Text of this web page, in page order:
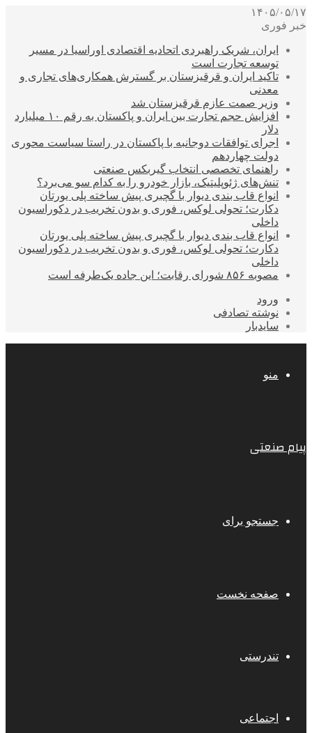
۱۴۰۵/۰۵/۱۷
خبر فوری
ایران، شریک راهبردی اتحادیه اقتصادی اوراسیا در مسیر
توسعه تجارت است
تاکید ایران و قرقیزستان بر گسترش همکاری‌های تجاری و
معدنی
وزیر صمت عازم قرقیزستان شد
افزایش حجم تجارت بین ایران و پاکستان به رقم ۱۰ میلیارد
دلار
اجرای توافقات دوجانبه با پاکستان در راستا سیاست محوری
دولت چهاردهم
راهنمای تخصصی انتخاب گیربکس صنعتی
تنش‌های ژئوپلیتیک، بازار خودرو را به کدام سو می‌برد؟
انواع قاب بندی دیوار با گچبری پیش ساخته پلی یورتان
دکارت؛ تحولی لوکس، فوری و بدون تخریب در دکوراسیون
داخلی
انواع قاب بندی دیوار با گچبری پیش ساخته پلی یورتان
دکارت؛ تحولی لوکس، فوری و بدون تخریب در دکوراسیون
داخلی
مصوبه ۸۵۶ شورای رقابت؛ این جاده یک‌طرفه است
ورود
نوشته تصادفی
سایدبار
منو
پیام صنعتی
جستجو برای
صفحه نخست
تندرستی
اجتماعی